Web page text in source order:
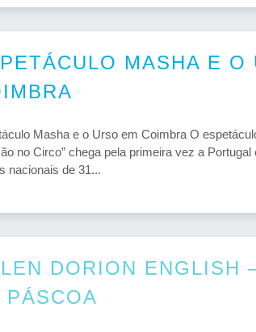
MASHA E O
Masha e o Urso em Coimbra O
no Circo” chega pela primeira vez a Portugal
nacionais de 31...
DORION ENGLISH
PÁSCOA